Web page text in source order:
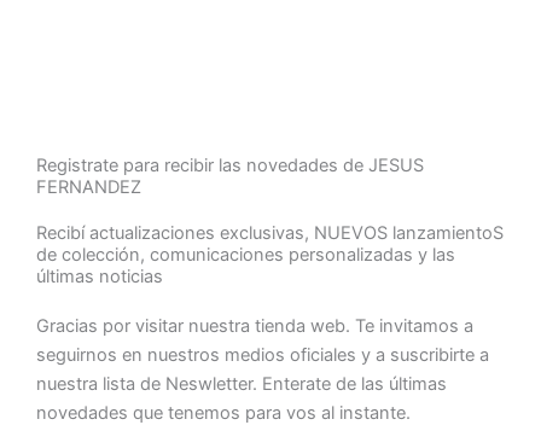
Registrate para recibir las novedades de JESUS
FERNANDEZ
Recibí actualizaciones exclusivas, NUEVOS lanzamientoS
de colección, comunicaciones personalizadas y las
últimas noticias
Gracias por visitar nuestra tienda web. Te invitamos a
seguirnos en nuestros medios oficiales y a suscribirte a
nuestra lista de Neswletter. Enterate de las últimas
novedades que tenemos para vos al instante.